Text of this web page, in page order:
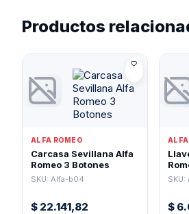
Productos
ALFA ROMEO
Carcasa Sevillana Alfa
Romeo 3 Botones
SKU: Alfa-b04
$ 22.141,82
ALFA
$